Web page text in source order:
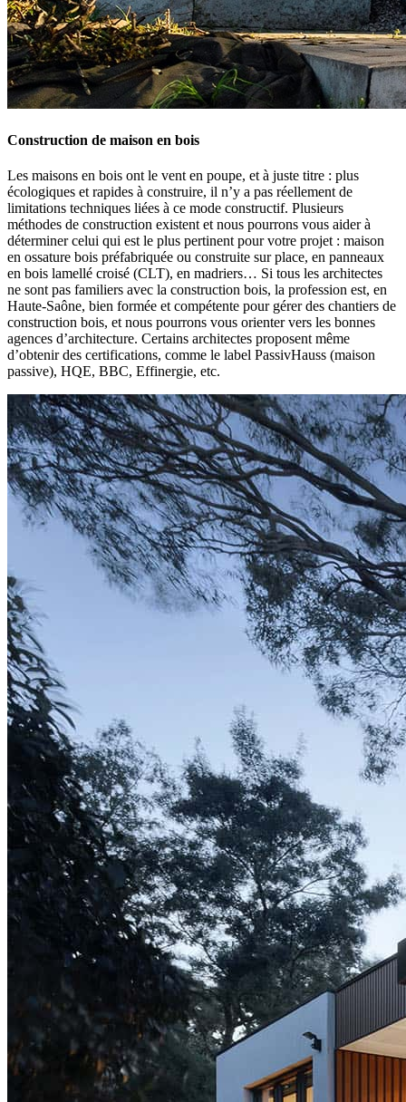
Construction de maison en bois
Les maisons en bois ont le vent en poupe, et à juste titre : plus
écologiques et rapides à construire, il n’y a pas réellement de
limitations techniques liées à ce mode constructif. Plusieurs
méthodes de construction existent et nous pourrons vous aider à
déterminer celui qui est le plus pertinent pour votre projet : maison
en ossature bois préfabriquée ou construite sur place, en panneaux
en bois lamellé croisé (CLT), en madriers… Si tous les architectes
ne sont pas familiers avec la construction bois, la profession est, en
Haute-Saône, bien formée et compétente pour gérer des chantiers de
construction bois, et nous pourrons vous orienter vers les bonnes
agences d’architecture. Certains architectes proposent même
d’obtenir des certifications, comme le label PassivHauss (maison
passive), HQE, BBC, Effinergie, etc.